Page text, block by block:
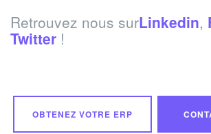
Retrouvez nous surLinkedin,
Twitter !
OBTENEZ VOTRE ERP